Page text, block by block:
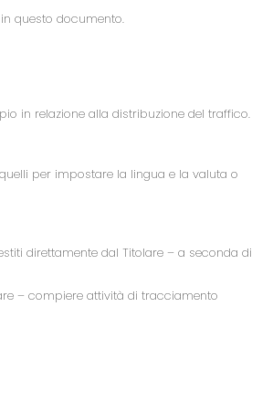
questo documento.
in relazione alla distribuzione del traffico.
per impostare la lingua e la valuta o
direttamente dal Titolare – a seconda di
– compiere attività di tracciamento